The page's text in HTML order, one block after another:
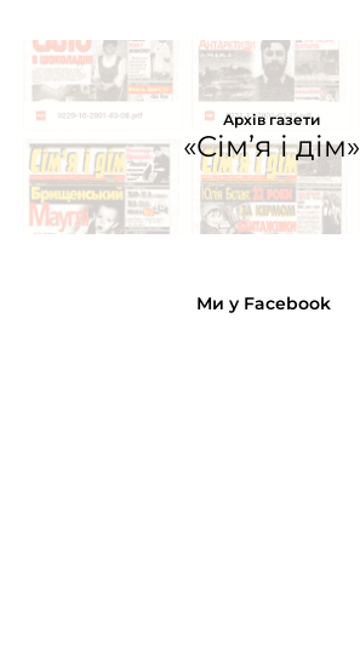
Архів газети
«Сім’я і дім»
Ми у Facebook